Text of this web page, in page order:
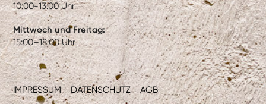
IMPRESSUM DATENSCHUTZ AGB
10:00-13:00 Uhr
Mittwoch und Freitag:
15:00–18:00 Uhr